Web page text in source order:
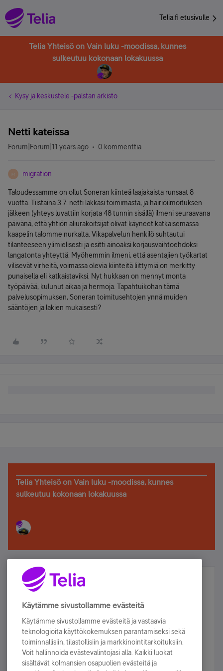
Telia.fi etusivulle
Telia Yhteisö on Vain luku -moodissa, kunnes
sulkeutuu kokonaan lokakuussa
Kysy ja keskustele -palstan arkisto
Netti kateissa
Forum|Forum|11 years ago 0 kommenttia
M migration
Taloudessamme on ollut Soneran kiinteä laajakaista runsaat 8
vuotta. Tiistaina 3.7. netti lakkasi toimimasta, ja häiriöilmoituksen
jälkeen (yhteys luvattiin korjata 48 tunnin sisällä) ilmeni seuraavana
päivänä, että yhtiön aliurakoitsijat olivat käyneet katkaisemassa
kaapelin talomme nurkalta. Vikapalvelun henkilö suhtautui
tilanteeseen ylimielisesti ja esitti ainoaksi korjausvaihtoehdoksi
langatonta yhteyttä. Myöhemmin ilmeni, että asentajien työkartat
vilisevät virheitä, voimassa olevia kiinteitä liittymiä on merkitty
punaisella eli katkaistaviksi. Nyt hukkaan on mennyt monta
työpäivää, kulunut aikaa ja hermoja. Tapahtuikohan tämä
palvelusopimuksen, Soneran toimitusehtojen ynnä muiden
sääntöjen ja lakien mukaisesti?
Telia Yhteisö on Vain luku -moodissa, kunnes
sulkeutuu kokonaan lokakuussa
Älä jää paitsi – osallistu ja voita!
Tilaa Telian uutiskirje ja olet mukana arvonnassa.
sähköpostiisi.
Tilaa nyt
Käytämme sivustollamme evästeitä
Käytämme sivustollamme evästeitä ja vastaavia
teknologioita käyttökokemuksen parantamiseksi sekä
toiminnallisiin, tilastollisiin ja markkinointitarkoituksiin.
Voit hallinnoida evästevalintojasi alla. Kaikki luokat
sisältävät kolmansien osapuolien evästeitä ja